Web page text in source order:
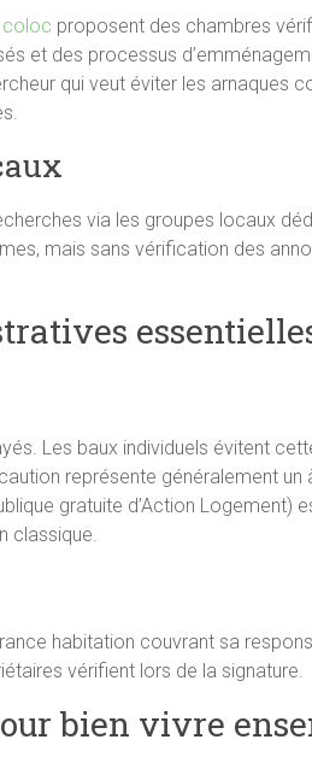
coloc proposent des chambres
et des processus
qui veut éviter les arnaques
via les groupes locaux
mais sans vérification des
Les baux individuels évitent
représente généralement
gratuite d’Action Logement)
classique.
habitation couvrant sa
vérifient lors de la signature.
bien vivre